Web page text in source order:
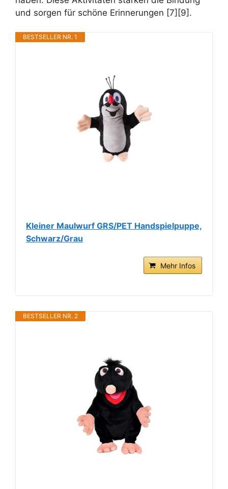
und sorgen für schöne Erinnerungen [7][9].
BESTSELLER NR. 1
Kleiner Maulwurf GRS/PET Handspielpuppe,
Schwarz/Grau
Mehr Infos
BESTSELLER NR. 2